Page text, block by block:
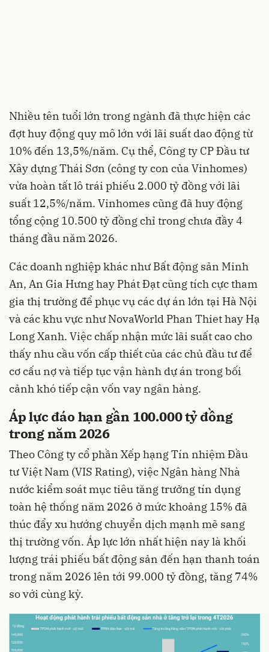
Nhiều tên tuổi lớn trong ngành đã thực hiện các
đợt huy động quy mô lớn với lãi suất dao động từ
10% đến 13,5%/năm. Cụ thể, Công ty CP Đầu tư
Xây dựng Thái Sơn (công ty con của Vinhomes)
vừa hoàn tất lô trái phiếu 2.000 tỷ đồng với lãi
suất 12,5%/năm. Vinhomes cũng đã huy động
tổng cộng 10.500 tỷ đồng chỉ trong chưa đầy 4
tháng đầu năm 2026.
Các doanh nghiệp khác như Bất động sản Minh
An, An Gia Hưng hay Phát Đạt cũng tích cực tham
gia thị trường để phục vụ các dự án lớn tại Hà Nội
và các khu vực như NovaWorld Phan Thiet hay Hạ
Long Xanh. Việc chấp nhận mức lãi suất cao cho
thấy nhu cầu vốn cấp thiết của các chủ đầu tư để
cơ cấu nợ và tiếp tục vận hành dự án trong bối
cảnh khó tiếp cận vốn vay ngân hàng.
Áp lực đáo hạn gần 100.000 tỷ đồng
trong năm 2026
Theo Công ty cổ phần Xếp hạng Tín nhiệm Đầu
tư Việt Nam (VIS Rating), việc Ngân hàng Nhà
nước kiểm soát mục tiêu tăng trưởng tín dụng
toàn hệ thống năm 2026 ở mức khoảng 15% đã
thúc đẩy xu hướng chuyển dịch mạnh mẽ sang
thị trường vốn. Áp lực lớn nhất hiện nay là khối
lượng trái phiếu bất động sản đến hạn thanh toán
trong năm 2026 lên tới 99.000 tỷ đồng, tăng 74%
so với cùng kỳ.